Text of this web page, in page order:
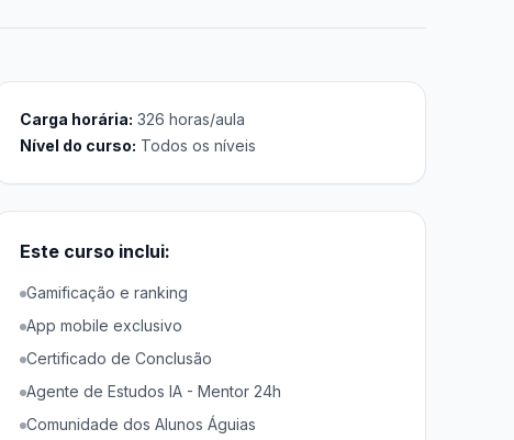
Carga horária: 326 horas/aula
Nível do curso: Todos os níveis
Este curso inclui:
Gamificação e ranking
App mobile exclusivo
Certificado de Conclusão
Agente de Estudos IA - Mentor 24h
Comunidade dos Alunos Águias